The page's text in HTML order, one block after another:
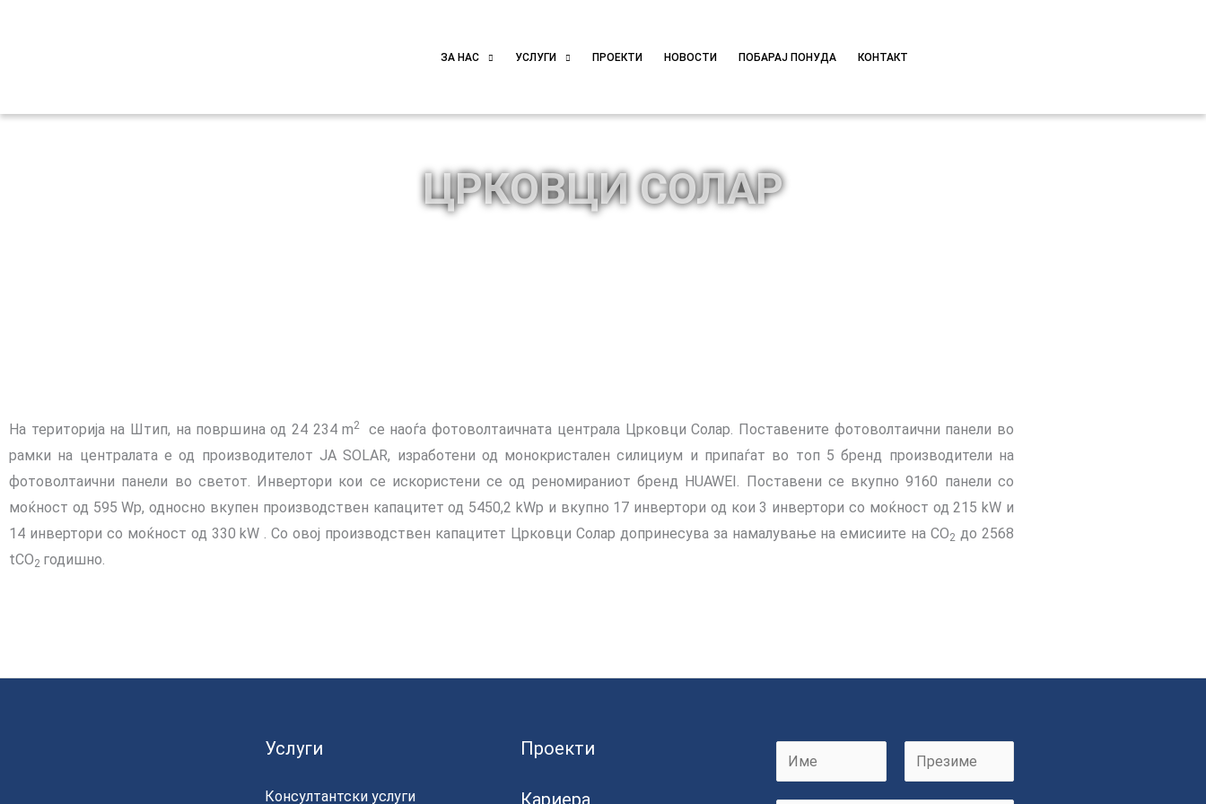
ЗА НАС УСЛУГИ ПРОЕКТИ НОВОСТИ ПОБАРАЈ ПОНУДА КОНТАКТ
ЦРКОВЦИ СОЛАР
На територија на Штип, на површина од 24 234 m2
се наоѓа фотоволтаичната централа Црковци Солар. Поставените фотоволтаични панели во
рамки на централата е од производителот JA SOLAR, изработени од монокристален силициум и припаѓат во топ 5 бренд производители на
фотоволтаични панели во светот. Инвертори кои се искористени се од реномираниот бренд HUAWEI. Поставени се вкупно 9160 панели со
моќност од 595 Wp, односно вкупен производствен капацитет од 5450,2 kWp и вкупно 17 инвертори од кои 3 инвертори со моќност од 215 kW и
14 инвертори со моќност од 330 kW . Со овој производствен капацитет Црковци Солар допринесува за намалување на емисиите на CO2 до 2568
tCO2 годишно.
Услуги
Консултантски услуги
Проекти
Кариера